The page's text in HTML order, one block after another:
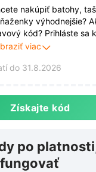
nakúpiť batohy,
výhodnejšie?
kód? Prihláste sa
Batoharen.sk
nákup. Buďte v obraze
viac
do 31.8.2026
Získajte kód
po